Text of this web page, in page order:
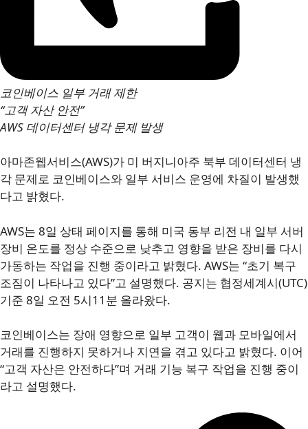
코인베이스 일부 거래 제한
“고객 자산 안전”
AWS 데이터센터 냉각 문제 발생
아마존웹서비스(AWS)가 미 버지니아주 북부 데이터센터 냉
각 문제로 코인베이스와 일부 서비스 운영에 차질이 발생했
다고 밝혔다.
AWS는 8일 상태 페이지를 통해 미국 동부 리전 내 일부 서버
장비 온도를 정상 수준으로 낮추고 영향을 받은 장비를 다시
가동하는 작업을 진행 중이라고 밝혔다. AWS는 “초기 복구
조짐이 나타나고 있다”고 설명했다. 공지는 협정세계시(UTC)
기준 8일 오전 5시11분 올라왔다.
코인베이스는 장애 영향으로 일부 고객이 웹과 모바일에서
거래를 진행하지 못하거나 지연을 겪고 있다고 밝혔다. 이어
“고객 자산은 안전하다”며 거래 기능 복구 작업을 진행 중이
라고 설명했다.